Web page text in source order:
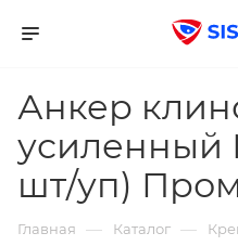
Анкер
усиленный
шт/уп)
Главная — Каталог —